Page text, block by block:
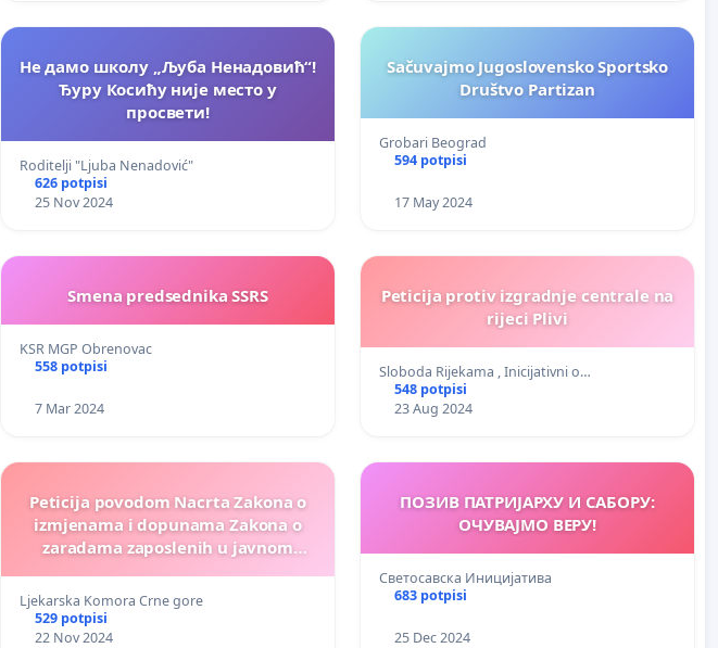
Не дамо школу „Љуба Ненадовић“!
Ђуру Косићу није место у
просвети!
Roditelji "Ljuba Nenadović"
626 potpisi
25 Nov 2024
Sačuvajmo Jugoslovensko Sportsko
Društvo Partizan
Grobari Beograd
594 potpisi
17 May 2024
Smena predsednika SSRS
KSR MGP Obrenovac
558 potpisi
7 Mar 2024
Peticija protiv izgradnje centrale na
rijeci Plivi
Sloboda Rijekama , Inicijativni o…
548 potpisi
23 Aug 2024
Peticija povodom Nacrta Zakona o
izmjenama i dopunama Zakona o
zaradama zaposlenih u javnom
Ljekarska Komora Crne gore
529 potpisi
22 Nov 2024
ПОЗИВ ПАТРИЈАРХУ И САБОРУ:
ОЧУВАЈМО ВЕРУ!
Светосавска Иницијатива
683 potpisi
25 Dec 2024